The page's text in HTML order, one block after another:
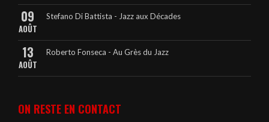
09
AOÛT
Stefano Di Battista - Jazz aux Décades
13
AOÛT
Roberto Fonseca - Au Grès du Jazz
ON RESTE EN CONTACT